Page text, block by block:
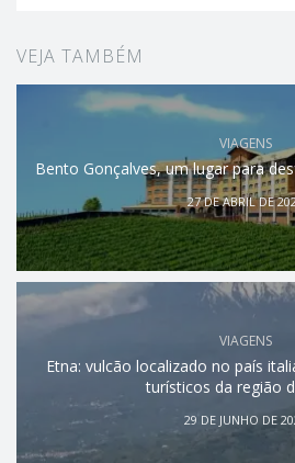
VEJA TAMBÉM
VIAGENS
Bento Gonçalves, um lugar para
27 DE ABRIL DE
VIAGENS
Etna: vulcão localizado no país
turísticos da região
29 DE JUNHO DE